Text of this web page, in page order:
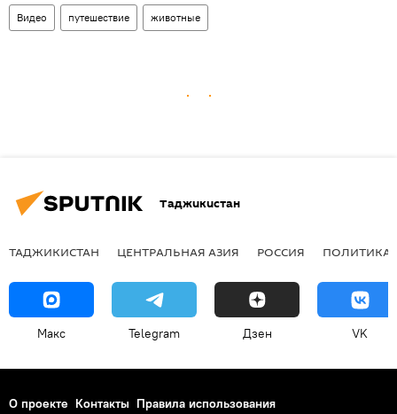
Видео путешествие животные
Таджикистан
ТАДЖИКИСТАН ЦЕНТРАЛЬНАЯ АЗИЯ РОССИЯ ПОЛИТИКА
Макс Telegram Дзен VK
О проекте Контакты Правила использования